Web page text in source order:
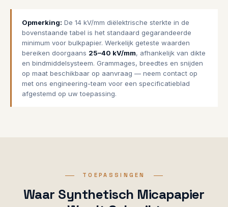
Opmerking: De 14 kV/mm diëlektrische sterkte in de
bovenstaande tabel is het standaard gegarandeerde
minimum voor bulkpapier. Werkelijk geteste waarden
bereiken doorgaans 25–40 kV/mm, afhankelijk van dikte
en bindmiddelsysteem. Grammages, breedtes en snijden
op maat beschikbaar op aanvraag — neem contact op
met ons engineering-team voor een specificatieblad
afgestemd op uw toepassing.
TOEPASSINGEN
Waar Synthetisch Micapapier